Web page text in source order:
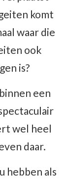
komt
waar die
ook
is?
een
wel heel
daar.
hebben als